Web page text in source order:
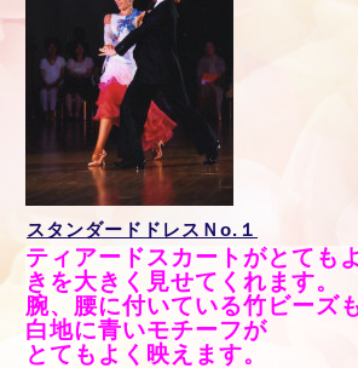
スタンダードドレスＮo.１
ティアードスカートがとても
きを大きく見せてくれます。
腕、腰に付いている竹ビーズ
白地に青いモチーフが
とてもよく映えます。